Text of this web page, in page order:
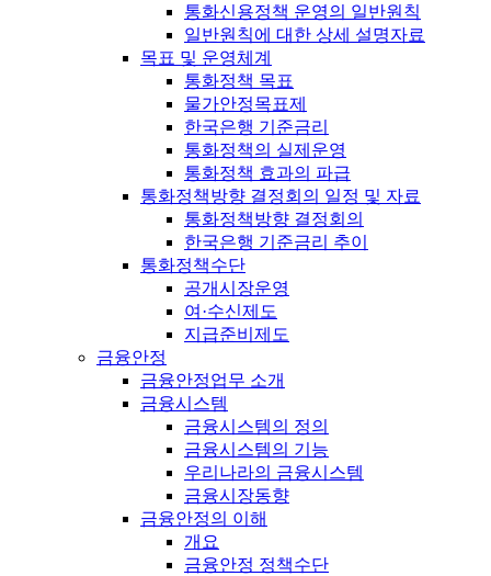
통화신용정책 운영의 일반원칙
일반원칙에 대한 상세 설명자료
목표 및 운영체계
통화정책 목표
물가안정목표제
한국은행 기준금리
통화정책의 실제운영
통화정책 효과의 파급
통화정책방향 결정회의 일정 및 자료
통화정책방향 결정회의
한국은행 기준금리 추이
통화정책수단
공개시장운영
여·수신제도
지급준비제도
금융안정
금융안정업무 소개
금융시스템
금융시스템의 정의
금융시스템의 기능
우리나라의 금융시스템
금융시장동향
금융안정의 이해
개요
금융안정 정책수단